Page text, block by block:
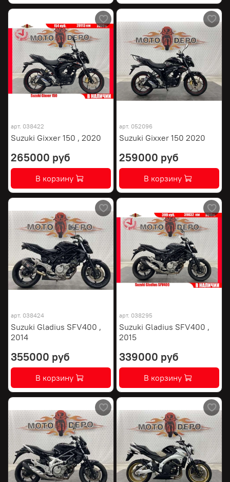
арт. 038422
Suzuki Gixxer 150 , 2020
265000 руб
В корзину
арт. 052096
Suzuki Gixxer 150 2020
259000 руб
В корзину
арт. 038424
Suzuki Gladius SFV400 ,
2014
355000 руб
В корзину
арт. 038295
Suzuki Gladius SFV400 ,
2015
339000 руб
В корзину